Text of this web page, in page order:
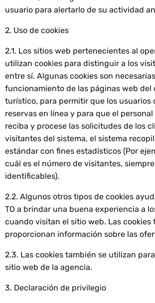
usuario para alertarlo de su actividad
2. Uso de cookies
2.1. Los sitios web pertenecientes al
utilizan cookies para distinguir a los
entre sí. Algunas cookies son
funcionamiento de las páginas web del
turístico, para permitir que los usuarios
reservas en línea y para que el
reciba y procese las solicitudes de los
visitantes del sistema, el sistema
estándar con fines estadísticos (Por
cuál es el número de visitantes,
identificables).
2.2. Algunos otros tipos de cookies
TO a brindar una buena experiencia a
cuando visitan el sitio web. Las cookies
proporcionan información sobre las
2.3. Las cookies también se utilizan
sitio web de la agencia.
3. Declaración de privilegio